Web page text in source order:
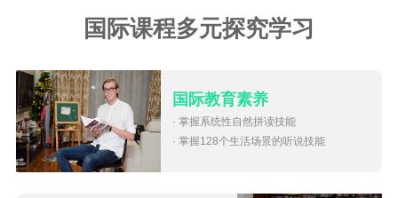
国际课程多元探究学习
国际教育素养
· 掌握系统性自然拼读技能
· 掌握128个生活场景的听说技能